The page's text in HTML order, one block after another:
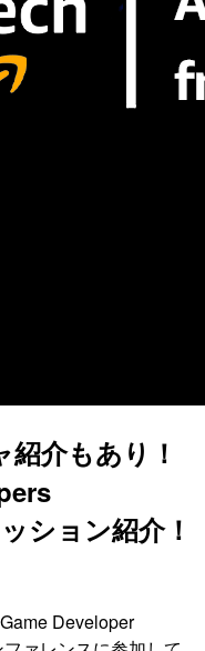
介もあり！
ション紹介！
Developer